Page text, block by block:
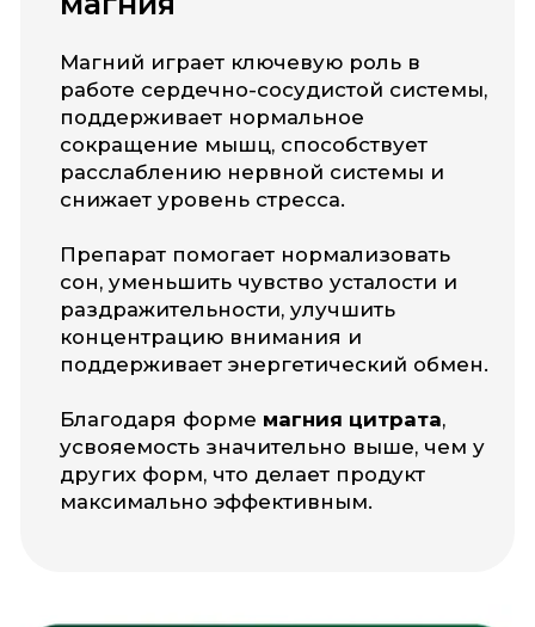
Вся продукция
изготавливается в США и ЕС,
соответствует требованиям
GMP и международным
стандартам качества